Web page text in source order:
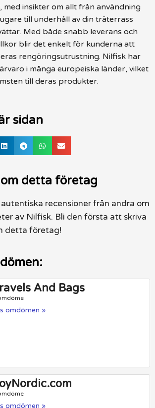
insikter om allt från användning
till underhåll av din träterrass
Med både snabb leverans och
blir det enkelt för kunderna att
rengöringsutrustning. Nilfisk har
i många europeiska länder, vilket
till deras produkter.
sidan
detta företag
autentiska recensioner från andra om
av Nilfisk. Bli den första att skriva
detta företag!
And Bags
omdömen »
omdömen »